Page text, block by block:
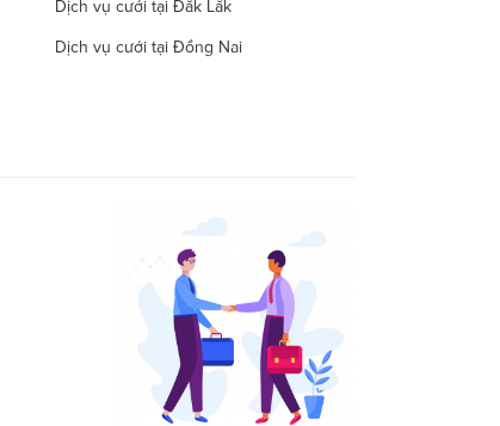
Dịch vụ cưới tại Đăk Lăk
Dịch vụ cưới tại Đồng Nai
Dịch vụ cưới tại Long An
Dịch vụ cưới tại Ninh Thuận
Dịch vụ cưới tại Quảng Nam
Dịch vụ cưới tại Quảng Trị
Dịch vụ cưới tại Thái Nguyên